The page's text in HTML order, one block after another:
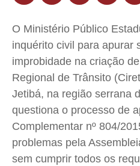
Segurança
Meio Ambiente
Saúde
Cidades
Direitos
Economia
Cultura
Caetano Roque
Segurança
Meio Ambiente
Saúde
Cidades
Direitos
Economia
Cultura
Caetano Roque
Segurança
Meio Ambiente
Saúde
Cidades
Direitos
Economia
Cultura
Caetano Roque
Segurança
Meio Ambiente
Saúde
Cidades
Direitos
Economia
Cultura
Caetano Roque
O Ministério Público
inquérito civil para apurar
improbidade na criação
Regional de Trânsito
Jetibá, na região serrana
questiona o processo de
Complementar nº 804/
problemas pela
sem cumprir todos os